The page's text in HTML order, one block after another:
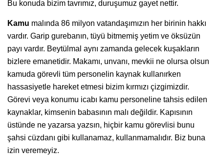
Bu konuda bizim tavrımız, duruşumuz gayet nettir.
Kamu malında 86 milyon vatandaşımızın her birinin hakkı
vardır. Garip gurebanın, tüyü bitmemiş yetim ve öksüzün
payı vardır. Beytülmal aynı zamanda gelecek kuşakların
bizlere emanetidir. Makamı, unvanı, mevkii ne olursa olsun
kamuda görevli tüm personelin kaynak kullanırken
hassasiyetle hareket etmesi bizim kırmızı çizgimizdir.
Görevi veya konumu icabı kamu personeline tahsis edilen
kaynaklar, kimsenin babasının malı değildir. Kapısının
üstünde ne yazarsa yazsın, hiçbir kamu görevlisi bunu
şahsi cüzdanı gibi kullanamaz, kullanmamalıdır. Biz buna
izin veremeyiz.